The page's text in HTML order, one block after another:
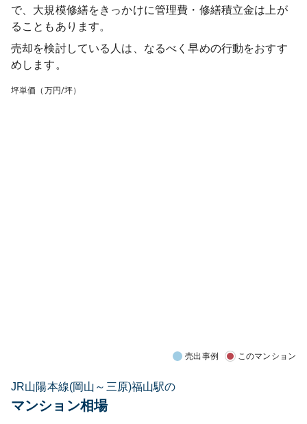
で、大規模修繕をきっかけに管理費・修繕積立金は上が
ることもあります。
売却を検討している人は、なるべく早めの行動をおすす
めします。
坪単価（万円/坪）
売出事例 このマンション
JR山陽本線(岡山～三原)福山駅の
マンション相場